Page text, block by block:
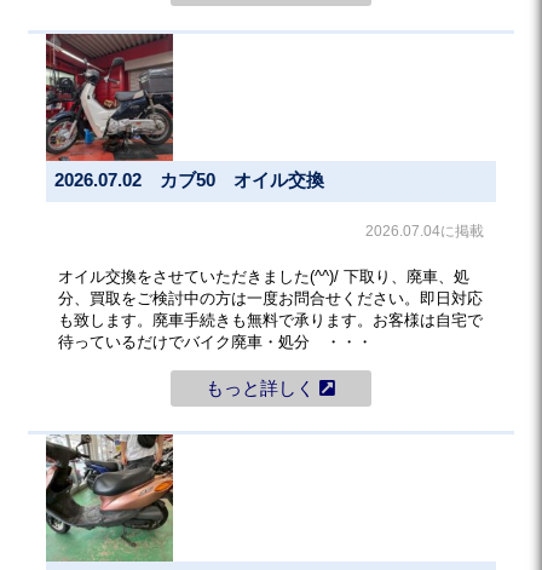
2026.07.02 カブ50 オイル交換
2026.07.04に掲載
オイル交換をさせていただきました(^^)/ 下取り、廃車、処
分、買取をご検討中の方は一度お問合せください。即日対応
も致します。廃車手続きも無料で承ります。お客様は自宅で
待っているだけでバイク廃車・処分 ・・・
もっと詳しく